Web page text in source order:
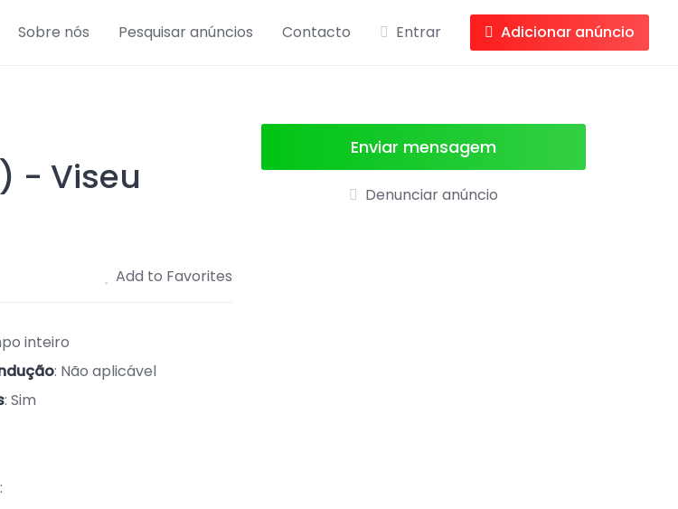
Sobre nós Pesquisar anúncios Contacto Entrar Adicionar anúncio
- Viseu
Add to Favorites
inteiro
: Não aplicável
: Sim
Enviar mensagem
Denunciar anúncio